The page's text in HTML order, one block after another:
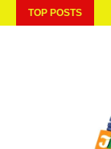
TOP POSTS